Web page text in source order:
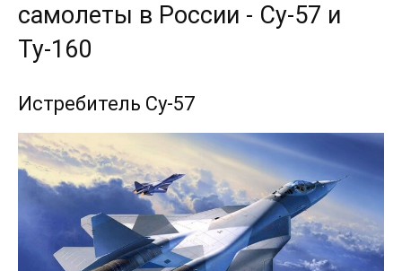
самолеты в России - Су-57 и
Ту-160
Истребитель Су-57